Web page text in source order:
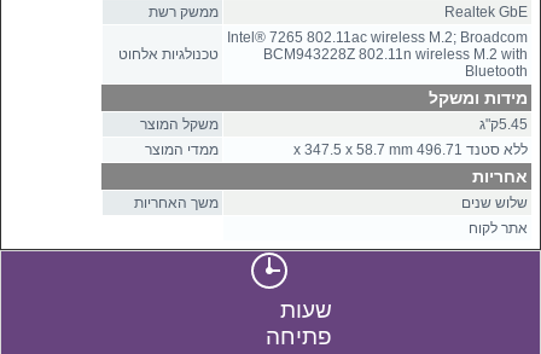
Realtek GbE
ממשק רשת
Intel® 7265 802.11ac wireless M.2; Broadcom
BCM943228Z 802.11n wireless M.2 with
Bluetooth
טכנולגיות אלחוט
מידות ומשקל
5.45ק"ג
משקל המוצר
ללא סטנד 496.71 x 347.5 x 58.7 mm
ממדי המוצר
אחריות
שלוש שנים
משך האחריות
אתר לקוח
שעות
פתיחה